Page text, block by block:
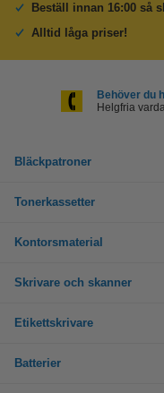
Beställ innan 16:00 så
Alltid låga priser!
Behöver du
Helgfria
Bläckpatroner
Tonerkassetter
Kontorsmaterial
Skrivare och skanner
Etikettskrivare
Batterier